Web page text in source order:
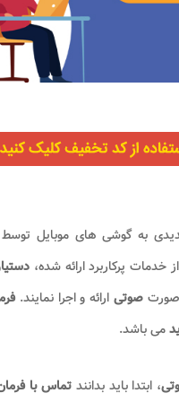
به گوشی های موبایل
پرکاربرد ارائه شده،
صورت صوتی ارائه و اجرا نمایند.
می باشد.
، ابتدا باید بدانندتماس با